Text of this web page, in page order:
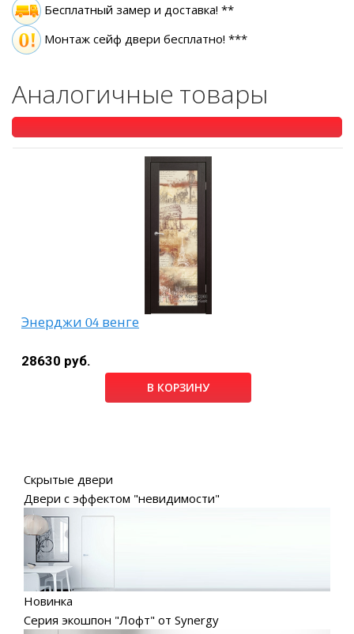
Бесплатный замер и доставка! **
Монтаж сейф двери бесплатно! ***
Аналогичные товары
Энерджи 04 венге
28630 руб.
В КОРЗИНУ
Скрытые двери
Двери с эффектом "невидимости"
Новинка
Серия экошпон "Лофт" от Synergy